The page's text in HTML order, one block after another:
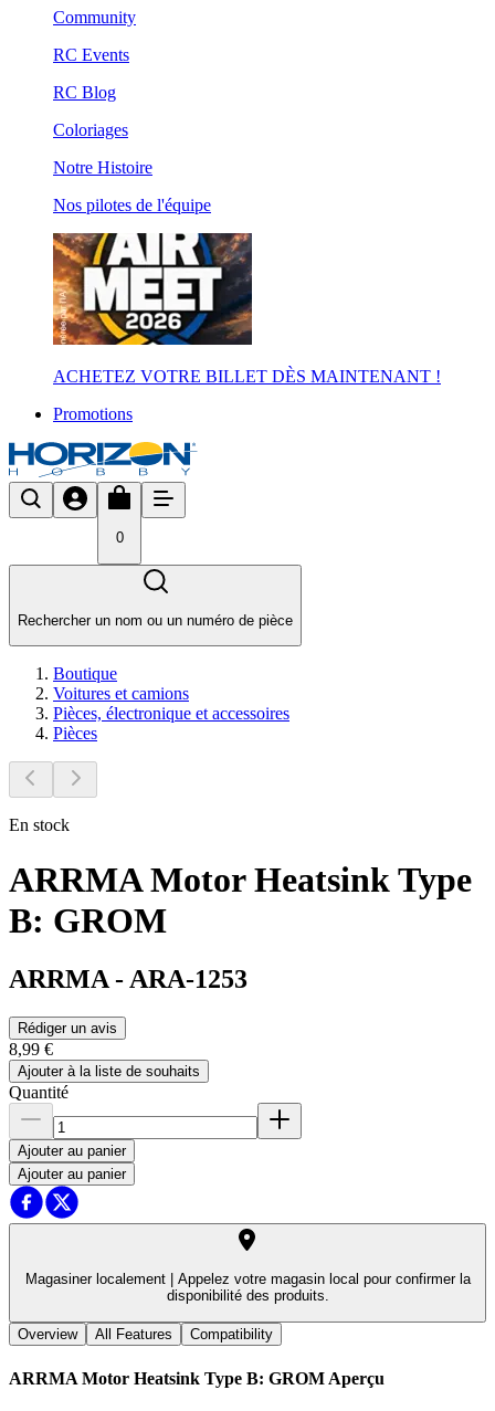
Community
RC Events
RC Blog
Coloriages
Notre Histoire
Nos pilotes de l'équipe
ACHETEZ VOTRE BILLET DÈS MAINTENANT !
Promotions
0
Rechercher un nom ou un numéro de pièce
Boutique
Voitures et camions
Pièces, électronique et accessoires
Pièces
En stock
ARRMA Motor Heatsink Type
B: GROM
ARRMA - ARA-1253
Rédiger un avis
8,99 €
Ajouter à la liste de souhaits
Quantité
Ajouter au panier
Ajouter au panier
Magasiner localement |
Appelez votre magasin local pour confirmer la
disponibilité des produits.
Overview All Features Compatibility
ARRMA Motor Heatsink Type B: GROM Aperçu